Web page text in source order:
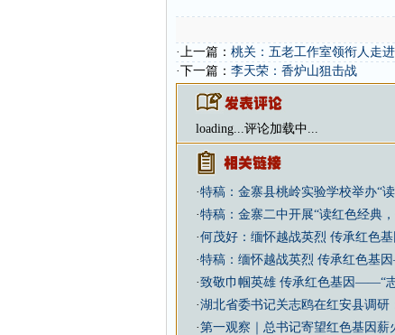
·上一篇： 桃关：五老工作室领衔人走
·下一篇： 李天荣：香炉山狙击战
loading...评论加载中...
·特稿：金寨县桃岭实验学校举办“
·特稿：金寨二中开展“读红色经典
·何茂好：缅怀越战英烈 传承红色
·特稿：缅怀越战英烈 传承红色基
·致敬巾帼英雄 传承红色基因——“
·湖北省委书记关志鸥在红安县调
·第一观察｜总书记寄望红色基因薪